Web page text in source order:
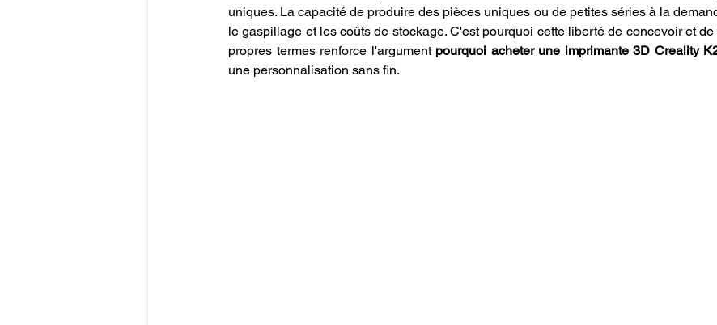
uniques. La capacité de produire des pièces uniques ou de petites séries à la
le gaspillage et les coûts de stockage. C'est pourquoi cette liberté de concevoir et
propres termes renforce l'argument pourquoi acheter une imprimante 3D Creality
une personnalisation sans fin.